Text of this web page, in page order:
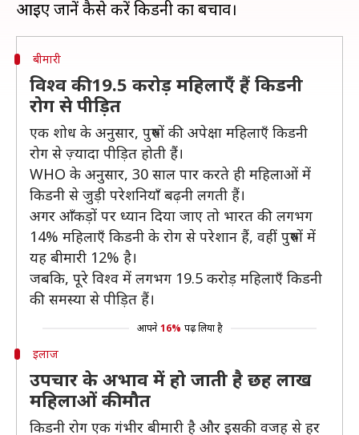
बीमारी
विश्व की 19.5 करोड़ महिलाएँ हैं किडनी
रोग से पीड़ित
एक शोध के अनुसार, पुरुषों की अपेक्षा महिलाएँ किडनी
रोग से ज़्यादा पीड़ित होती हैं।
WHO के अनुसार, 30 साल पार करते ही महिलाओं में
किडनी से जुड़ी परेशनियाँ बढ़नी लगती हैं।
अगर आँकड़ों पर ध्यान दिया जाए तो भारत की लगभग
14% महिलाएँ किडनी के रोग से परेशान हैं, वहीं पुरुषों में
यह बीमारी 12% है।
जबकि, पूरे विश्व में लगभग 19.5 करोड़ महिलाएँ किडनी
की समस्या से पीड़ित हैं।
आपने 16% पढ़ लिया है
इलाज
उपचार के अभाव में हो जाती है छह लाख
महिलाओं की मौत
किडनी रोग एक गंभीर बीमारी है और इसकी वजह से हर